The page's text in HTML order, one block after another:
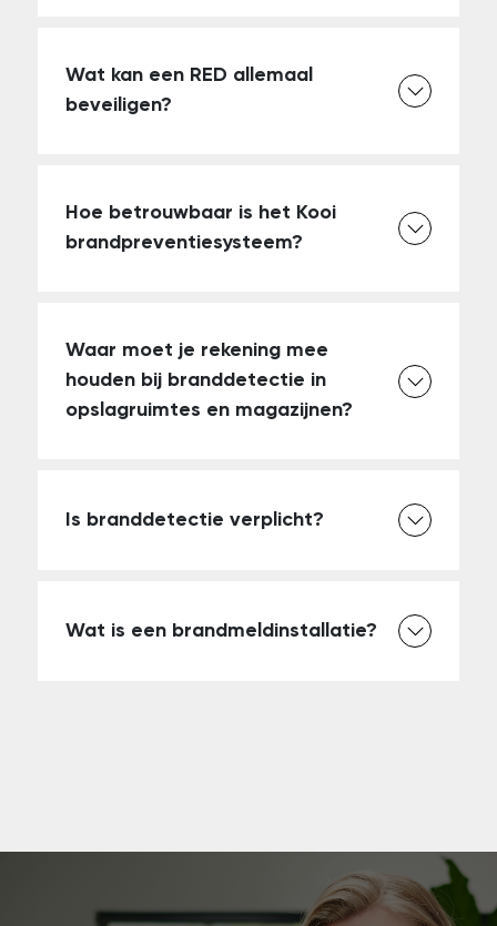
Wat kan een RED allemaal
beveiligen?
Hoe betrouwbaar is het Kooi
brandpreventiesysteem?
Waar moet je rekening mee
houden bij branddetectie in
opslagruimtes en magazijnen?
Is branddetectie verplicht?
Wat is een brandmeldinstallatie?